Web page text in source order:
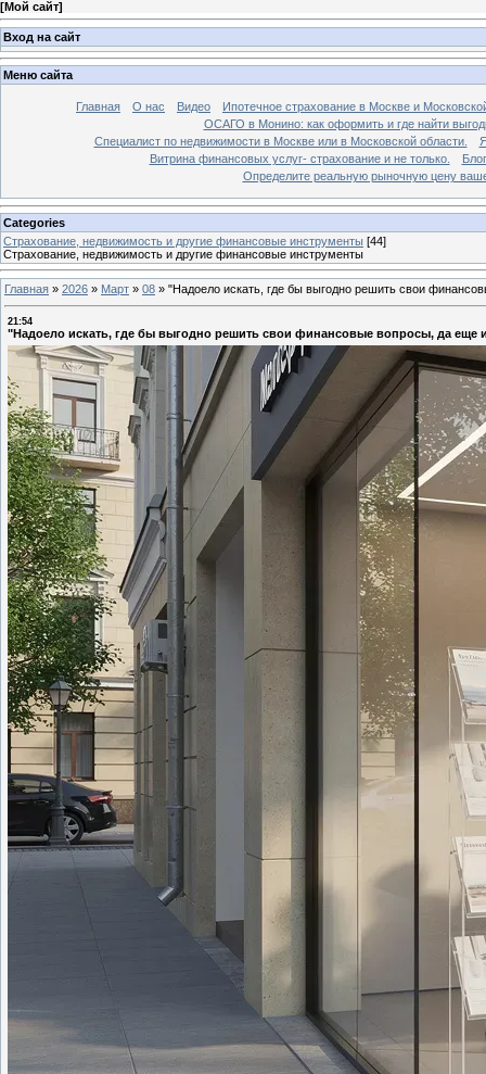
[Мой сайт]
Вход на сайт
Меню сайта
Главная О нас Видео
Ипотечное страхование в Москве и
ОСАГО в Монино: как оформить и где найти
Специалист по недвижимости в Москве или в Московской области.
Витрина финансовых услуг- страхование и не только.
Блог
Определите реальную рыночную цену
Categories
Страхование, недвижимость и другие финансовые инструменты [44]
Страхование, недвижимость и другие финансовые инструменты
Главная » 2026 » Март » 08 » "Надоело искать, где бы выгодно решить свои
21:54
"Надоело искать, где бы выгодно решить свои финансовые вопросы, да еще